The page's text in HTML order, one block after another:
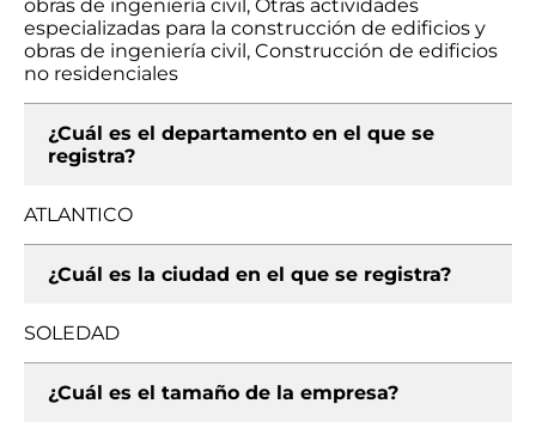
obras de ingeniería civil, Otras actividades
especializadas para la construcción de edificios y
obras de ingeniería civil, Construcción de edificios
no residenciales
¿Cuál es el departamento en el que se
registra?
ATLANTICO
¿Cuál es la ciudad en el que se registra?
SOLEDAD
¿Cuál es el tamaño de la empresa?